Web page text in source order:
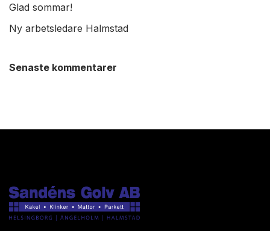
Glad sommar!
Ny arbetsledare Halmstad
Senaste kommentarer